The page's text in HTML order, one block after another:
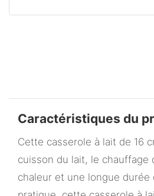
Caractéristiques du
Cette casserole à lait de 16
cuisson du lait, le chauffage
chaleur et une longue